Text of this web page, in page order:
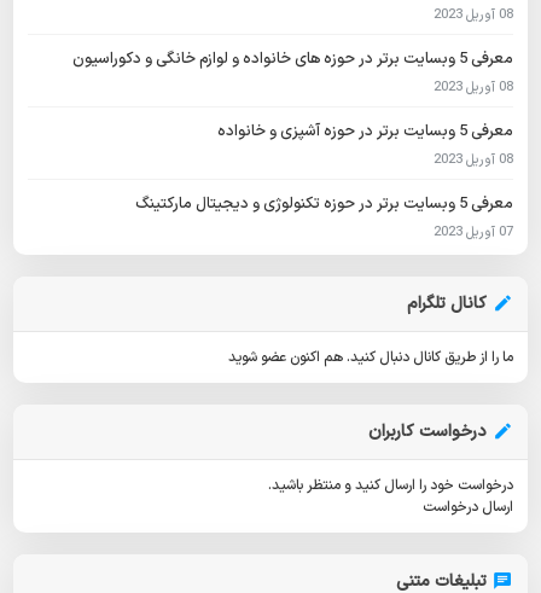
08 آوریل 2023
معرفی 5 وبسایت برتر در حوزه های خانواده و لوازم خانگی و دکوراسیون
08 آوریل 2023
معرفی 5 وبسایت برتر در حوزه آشپزی و خانواده
08 آوریل 2023
معرفی 5 وبسایت برتر در حوزه تکنولوژی و دیجیتال مارکتینگ
07 آوریل 2023
کانال تلگرام
ما را از طریق کانال دنبال کنید. هم اکنون عضو شوید
درخواست کاربران
درخواست خود را ارسال کنید و منتظر باشید.
ارسال درخواست
تبلیغات متنی